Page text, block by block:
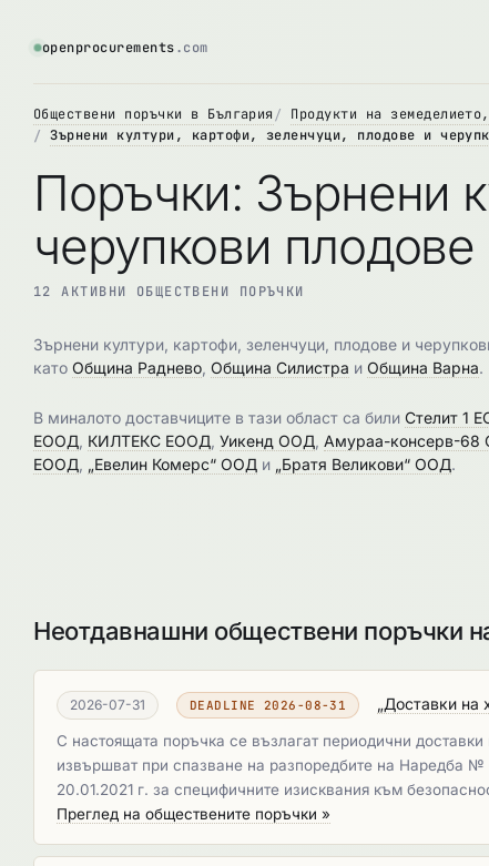
openprocurements.com
Обществени поръчки в България
Продукти на
Зърнени култури, картофи, зеленчуци, плодове и
Поръчки: Зърнени
черупкови плодове
12 АКТИВНИ ОБЩЕСТВЕНИ ПОРЪЧКИ
Зърнени култури, картофи, зеленчуци, плодове и
като Община Раднево Община Силистра и Община Варна.
В миналото доставчиците в тази област са били Стелит 1
ЕООД КИЛТЕКС ЕООД Уикенд ООД Амураа-консерв-
ЕООД „Евелин Комерс“ ООД и „Братя Великови“ ООД.
Неотдавнашни обществени поръчки
2026-07-31 DEADLINE 2026-08-31 „Доставки на
С настоящата поръчка се възлагат периодични
извършват при спазване на разпоредбите на Наредба №
20.01.2021 г. за специфичните изисквания към
Преглед на обществените поръчки »